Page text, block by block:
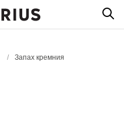
/ Запах кремния